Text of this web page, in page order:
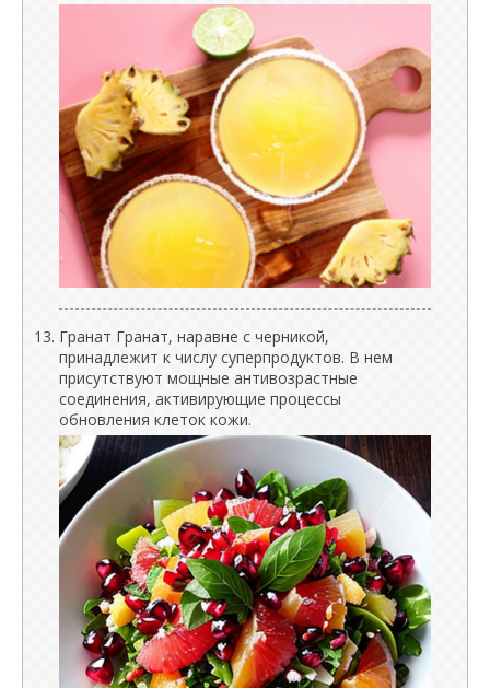
Гранат Гранат, наравне с черникой,
принадлежит к числу суперпродуктов. В нем
присутствуют мощные антивозрастные
соединения, активирующие процессы
обновления клеток кожи.